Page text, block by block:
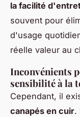
la facilité
souvent pour
d'usage
réelle valeur au
Inconvénients
sensibilité à la
Cependant, il
canapés en cuir.